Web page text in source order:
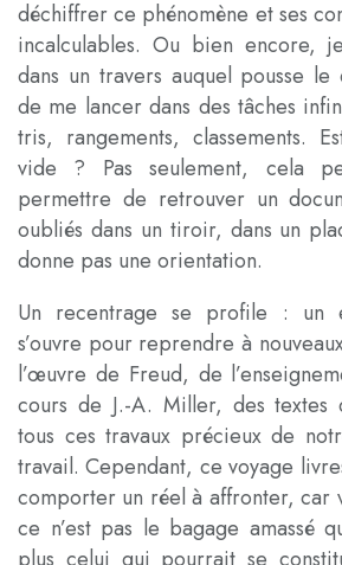
déchiffrer ce phénomène et ses
incalculables. Ou bien encore,
dans un travers auquel pousse le
de me lancer dans des tâches
tris, rangements, classements.
vide ? Pas seulement, cela
permettre de retrouver un
oubliés dans un tiroir, dans un
donne pas une orientation.
Un recentrage se profile : un
s’ouvre pour reprendre à
l’œuvre de Freud, de
cours de J.-A. Miller, des textes
tous ces travaux précieux de
travail. Cependant, ce voyage
comporter un réel à affronter, car
ce n’est pas le bagage amassé